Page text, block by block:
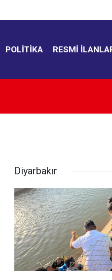
POLITIKA RESMI
İsrail,
Diyarbakır